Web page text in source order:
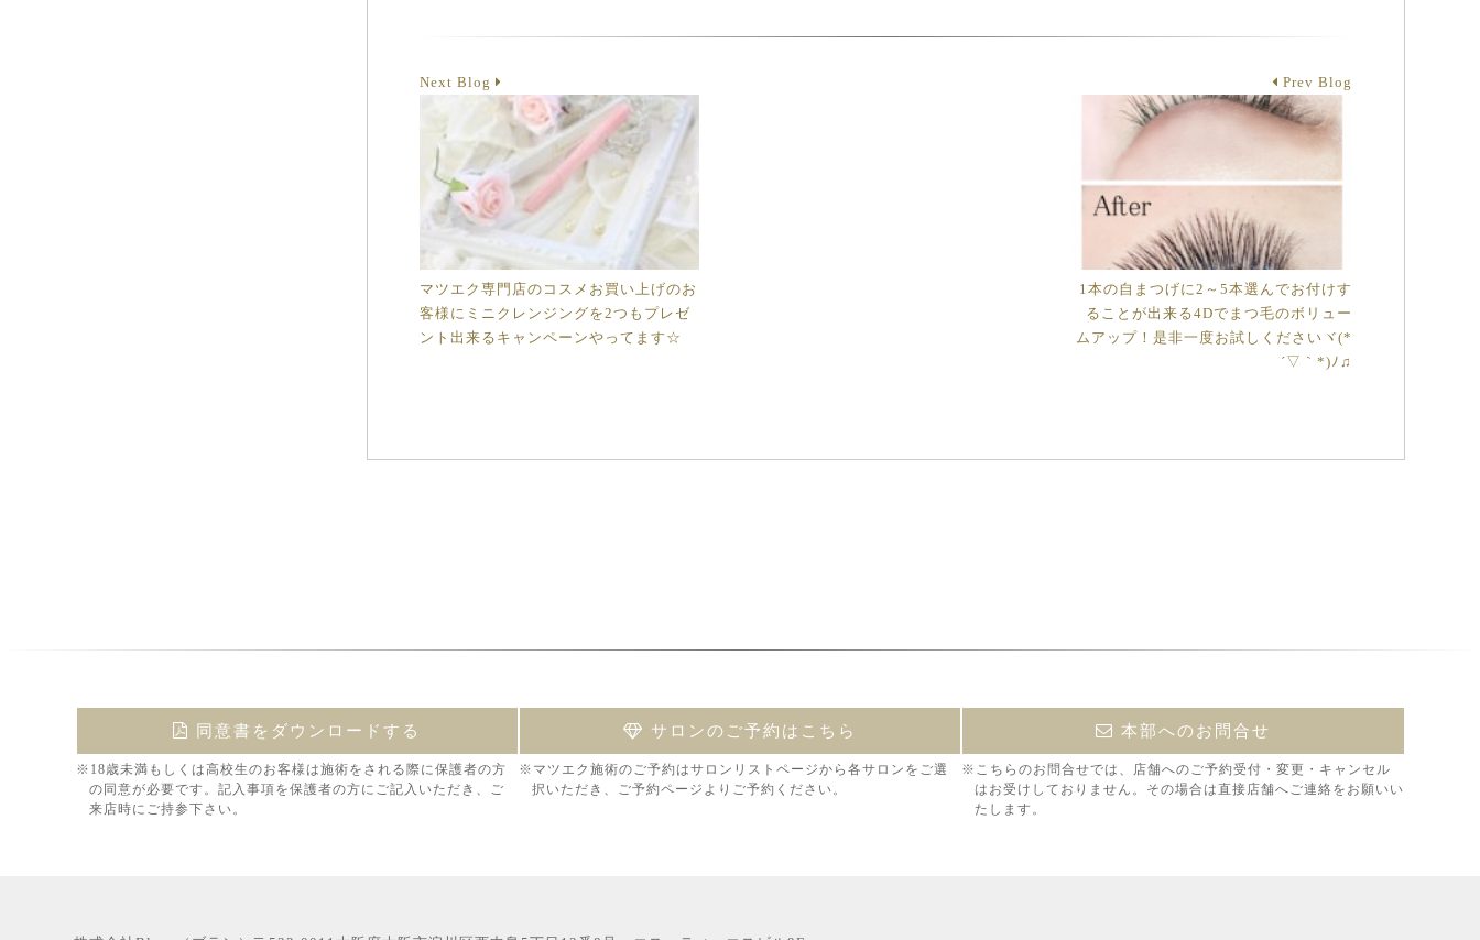
Prev Blog
1本の自まつげに2～5本選んでお付けす
ることが出来る4Dでまつ毛のボリュー
ムアップ！是非一度お試しくださいヾ(*
´▽｀*)ﾉ♫
Next Blog
マツエク専門店のコスメお買い上げのお
客様にミニクレンジングを2つもプレゼ
ント出来るキャンペーンやってます☆
同意書をダウンロードする
※18歳未満もしくは高校生のお客様は施術をされる際に保護者の方
の同意が必要です。記入事項を保護者の方にご記入いただき、ご
来店時にご持参下さい。
サロンのご予約はこちら
※マツエク施術のご予約はサロンリストページから各サロンをご選
択いただき、ご予約ページよりご予約ください。
本部へのお問合せ
※こちらのお問合せでは、店舗へのご予約受付・変更・キャンセル
はお受けしておりません。その場合は直接店舗へご連絡をお願いい
たします。